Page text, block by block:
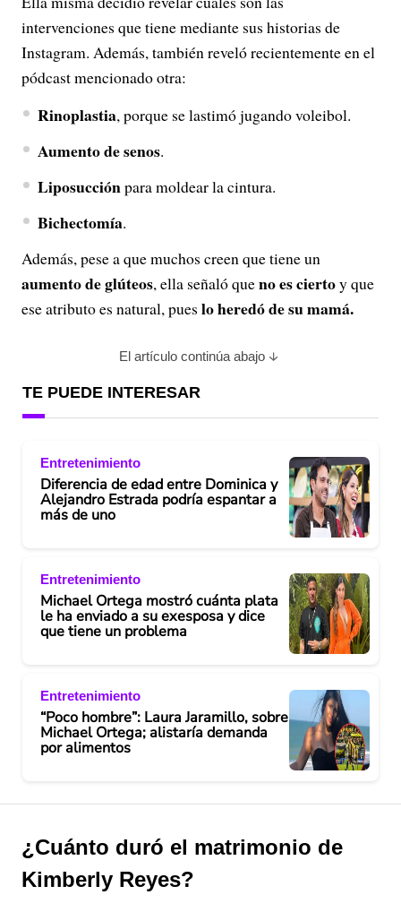
intervenciones que tiene mediante sus historias de
Instagram. Además, también reveló recientemente en el
pódcast mencionado otra:
Rinoplastia, porque se lastimó jugando voleibol.
Aumento de senos.
Liposucciónpara moldear la cintura.
Bichectomía.
Además, pese a que muchos creen que tiene un
aumento de glúteos, ella señaló queno es ciertoy que
ese atributo es natural, pues lo heredó de su mamá.
El artículo continúa abajo
TE PUEDE INTERESAR
Entretenimiento
Diferencia de edad entre Dominica y
Alejandro Estrada podría espantar a
más de uno
Entretenimiento
Michael Ortega mostró cuánta plata
le ha enviado a su exesposa y dice
que tiene un problema
Entretenimiento
“Poco hombre”: Laura Jaramillo, sobre
Michael Ortega; alistaría demanda
por alimentos
¿Cuánto duró el matrimonio de
Kimberly Reyes?